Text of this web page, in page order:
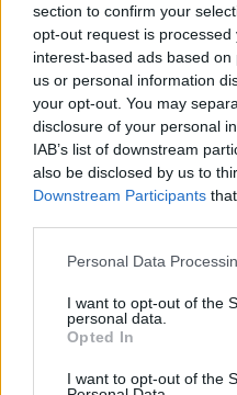
section to confirm your
opt-out request is
interest-based ads based
us or personal information
your opt-out. You may
disclosure of your personal
IAB’s list of downstream
also be disclosed by us to
Downstream Participants
Personal Data
I want to opt-out of the
personal data.
Opted In
I want to opt-out of the
Knygos iliustruotojai
yra jau trečioji jos
rinktinė.
„Po pirmosios
eilėraščiais –
atrodo, kad
subrendusi tokiam
uždavinys yra
kiekvienas eilėraštis
kai kurių galima ir